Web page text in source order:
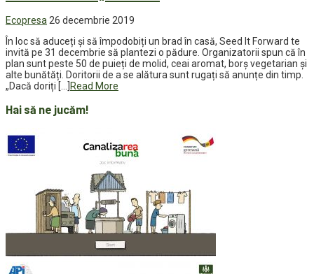
Ecopresa 26 decembrie 2019
În loc să aduceți și să împodobiți un brad în casă, Seed It Forward te
invită pe 31 decembrie să plantezi o pădure. Organizatorii spun că în
plan sunt peste 50 de puieți de molid, ceai aromat, borș vegetarian și
alte bunătăți. Doritorii de a se alătura sunt rugați să anunțe din timp.
„Dacă doriți […]
Read More
Hai să ne jucăm!